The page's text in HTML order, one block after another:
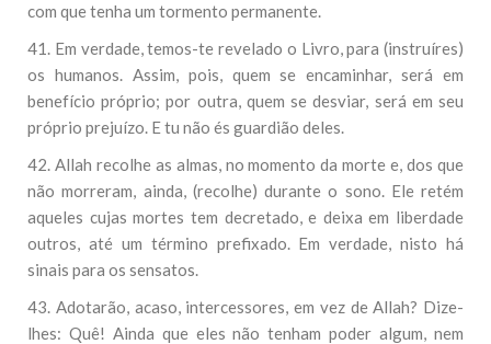
com que tenha um tormento permanente.
41. Em verdade, temos-te revelado o Livro, para (instruíres)
os humanos. Assim, pois, quem se encaminhar, será em
benefício próprio; por outra, quem se desviar, será em seu
próprio prejuízo. E tu não és guardião deles.
42. Allah recolhe as almas, no momento da morte e, dos que
não morreram, ainda, (recolhe) durante o sono. Ele retém
aqueles cujas mortes tem decretado, e deixa em liberdade
outros, até um término prefixado. Em verdade, nisto há
sinais para os sensatos.
43. Adotarão, acaso, intercessores, em vez de Allah? Dize-
lhes: Quê! Ainda que eles não tenham poder algum, nem